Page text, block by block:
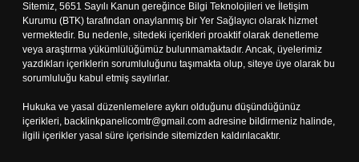
Sitemiz, 5651 Sayılı Kanun gereğince Bilgi Teknolojileri ve İletişim
Kurumu (BTK) tarafından onaylanmış bir Yer Sağlayıcı olarak hizmet
vermektedir. Bu nedenle, sitedeki içerikleri proaktif olarak denetleme
veya araştırma yükümlülüğümüz bulunmamaktadır. Ancak, üyelerimiz
yazdıkları içeriklerin sorumluluğunu taşımakta olup, siteye üye olarak bu
sorumluluğu kabul etmiş sayılırlar.
Hukuka ve yasal düzenlemelere aykırı olduğunu düşündüğünüz
içerikleri, backlinkpanelicomtr@gmail.com adresine bildirmeniz halinde,
ilgili içerikler yasal süre içerisinde sitemizden kaldırılacaktır.